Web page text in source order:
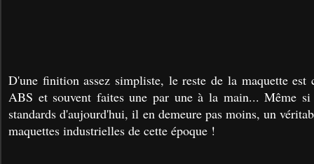
D'une finition assez simpliste, le reste de la maquette est
ABS et souvent faites une par une à la main... Même
standards d'aujourd'hui, il en demeure pas moins, un
maquettes industrielles de cette époque !